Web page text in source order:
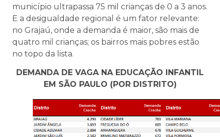
município ultrapassa 75 mil crianças de 0 a 3 anos.
E a desigualdade regional é um fator relevante:
no Grajaú, onde a demanda é maior, são mais de
quatro mil crianças; os bairros mais pobres estão
no topo da lista.
DEMANDA DE VAGA NA EDUCAÇÃO INFANTIL
EM SÃO PAULO (POR DISTRITO)